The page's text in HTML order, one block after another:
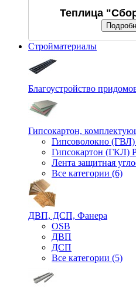
Теплица
Стройматериалы
Благоустройство
Гипсокартон,
Гипсоволокно
Гипсокартон (ГКЛ)
Лента защитная
Все категории (6)
ДВП, ДСП, Фанера
OSB
ДВП
ДСП
Все категории (5)